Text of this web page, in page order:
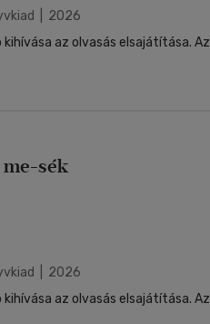
| 2026
kihívása az olvasás elsajátítása. Az
me-sék
| 2026
kihívása az olvasás elsajátítása. Az